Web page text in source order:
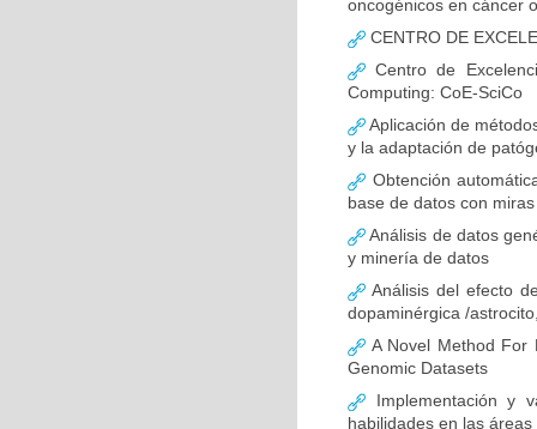
oncogénicos en cáncer
CENTRO DE
Centro de
Computing: CoE-SciCo
Aplicación de
y la adaptación de
Obtención
base de datos con
Análisis de datos
y minería de datos
Análisis del efecto
dopaminérgica /
A Novel Method For
Genomic Datasets
Implementación y
habilidades en las